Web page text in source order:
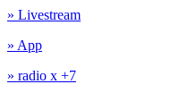
» Livestream
» App
» radio x +7